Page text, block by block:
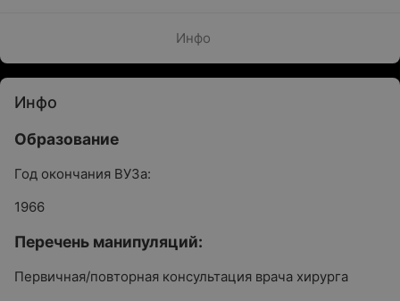
Инфо
Инфо
Образование
Год окончания ВУЗа:
1966
Перечень манипуляций:
Первичная/повторная консультация врача хирурга